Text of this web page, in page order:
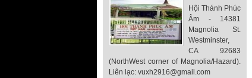
Hội Thánh Phúc
Âm - 14381
Magnolia St.
Westminster,
CA 92683
(NorthWest corner of Magnolia/Hazard).
Liên lạc: vuxh2916@gmail.com